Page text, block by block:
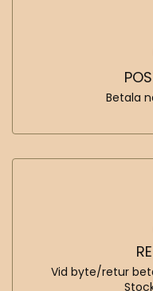
Betala
Vid byte/retur